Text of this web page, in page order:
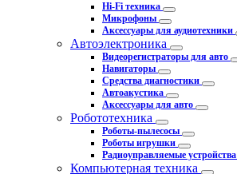
Hi-Fi техника
Микрофоны
Аксессуары для аудиотехники
Автоэлектроника
Видеорегистраторы для авто
Навигаторы
Средства диагностики
Автоакустика
Аксессуары для авто
Робототехника
Роботы-пылесосы
Роботы игрушки
Радиоуправляемые устройства
Компьютерная техника